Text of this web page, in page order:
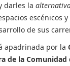
darles la
escénicos
de sus
apadrinada por la
de la Comunidad